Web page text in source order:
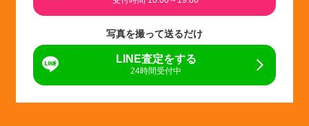
写真を撮って送るだけ
LINE査定をする
24時間受付中